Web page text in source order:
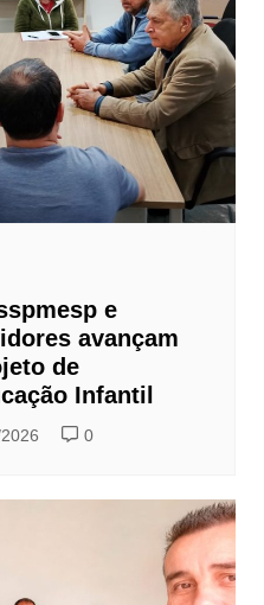
e
avançam
de
Infantil
0